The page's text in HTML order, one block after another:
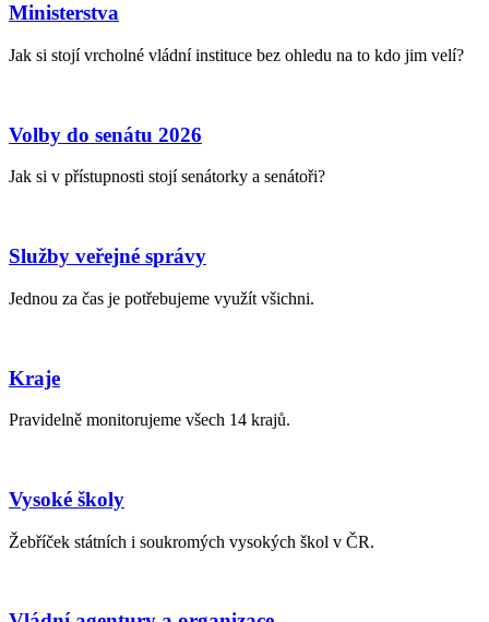
Ministerstva
Jak si stojí vrcholné vládní instituce bez ohledu na to kdo jim velí?
Volby do senátu 2026
Jak si v přístupnosti stojí senátorky a senátoři?
Služby veřejné správy
Jednou za čas je potřebujeme využít všichni.
Kraje
Pravidelně monitorujeme všech 14 krajů.
Vysoké školy
Žebříček státních i soukromých vysokých škol v ČR.